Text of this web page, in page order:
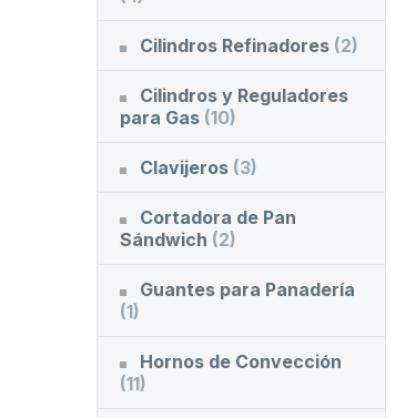
Cilindros Refinadores (2)
Cilindros y Reguladores
para Gas (10)
Clavijeros (3)
Cortadora de Pan
Sándwich (2)
Guantes para Panadería
(1)
Hornos de Convección
(11)